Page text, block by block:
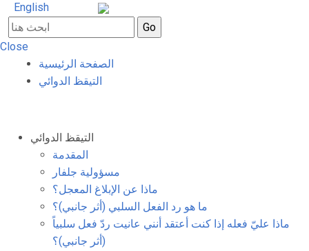
English
Close
الصفحة الرئيسية
التيقظ الدوائي
التيقظ الدوائي
المقدمة
مسؤولية جلفار
ماذا عن الإبلاغ المعجل؟
ما هو رد الفعل السلبي (أثر جانبي)؟
ماذا عليّ فعله إذا كنت أعتقد أنني عانيت ردّ فعل سلبياً
(أثر جانبي)؟